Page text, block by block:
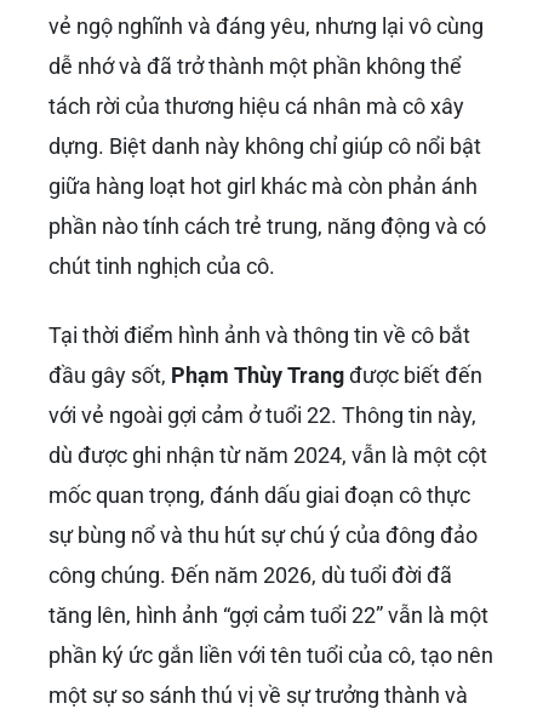
vẻ ngộ nghĩnh và đáng yêu, nhưng lại vô cùng
dễ nhớ và đã trở thành một phần không thể
tách rời của thương hiệu cá nhân mà cô xây
dựng. Biệt danh này không chỉ giúp cô nổi bật
giữa hàng loạt hot girl khác mà còn phản ánh
phần nào tính cách trẻ trung, năng động và có
chút tinh nghịch của cô.
Tại thời điểm hình ảnh và thông tin về cô bắt
đầu gây sốt, Phạm Thùy Trangđược biết đến
với vẻ ngoài gợi cảm ở tuổi 22. Thông tin này,
dù được ghi nhận từ năm 2024, vẫn là một cột
mốc quan trọng, đánh dấu giai đoạn cô thực
sự bùng nổ và thu hút sự chú ý của đông đảo
công chúng. Đến năm 2026, dù tuổi đời đã
tăng lên, hình ảnh “gợi cảm tuổi 22” vẫn là một
phần ký ức gắn liền với tên tuổi của cô, tạo nên
một sự so sánh thú vị về sự trưởng thành và